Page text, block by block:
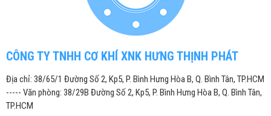
CÔNG TY TNHH CƠ KHÍ XNK HƯNG THỊNH PHÁT
Địa chỉ: 38/65/1 Đường Số 2, Kp5, P. Bình Hưng Hòa B, Q. Bình Tân, TP.HCM
----- Văn phòng: 38/29B Đường Số 2, Kp5, P. Bình Hưng Hòa B, Q. Bình Tân,
TP.HCM